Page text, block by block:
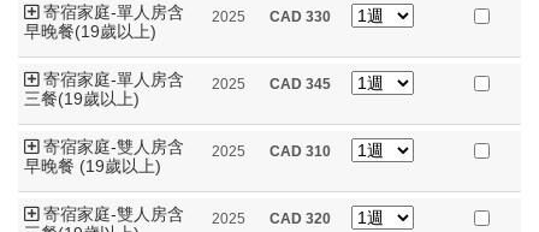
寄宿家庭-單人房含
早晚餐(19歲以上)
2025 CAD 330
寄宿家庭-單人房含
三餐(19歲以上)
2025 CAD 345
寄宿家庭-雙人房含
早晚餐 (19歲以上)
2025 CAD 310
寄宿家庭-雙人房含
2025 CAD 320